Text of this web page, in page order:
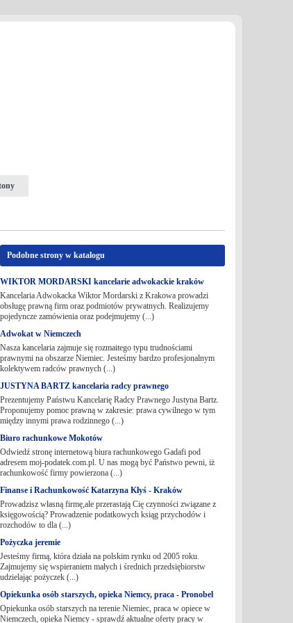
Podobne strony w katalogu
WIKTOR MORDARSKI kancelarie adwokackie kraków
Kancelaria Adwokacka Wiktor Mordarski z Krakowa prowadzi
obsługę prawną firm oraz podmiotów prywatnych. Realizujemy
pojedyncze zamówienia oraz podejmujemy (...)
Adwokat w Niemczech
Nasza kancelaria zajmuje się rozmaitego typu trudnościami
prawnymi na obszarze Niemiec. Jesteśmy bardzo profesjonalnym
kolektywem radców prawnych (...)
JUSTYNA BARTZ kancelaria radcy prawnego
Prezentujemy Państwu Kancelarię Radcy Prawnego Justyna Bartz.
Proponujemy pomoc prawną w zakresie: prawa cywilnego w tym
między innymi prawa rodzinnego (...)
Biuro rachunkowe Mokotów
Odwiedź stronę internetową biura rachunkowego Gadafi pod
adresem moj-podatek.com.pl. U nas mogą być Państwo pewni, iż
rachunkowość firmy powierzona (...)
Finanse i Rachunkowość Katarzyna Kłyś - Kraków
Prowadzisz własną firmę,ale przerastają Cię czynności związane z
księgowością? Prowadzenie podatkowych ksiąg przychodów i
rozchodów to dla (...)
Pożyczka jeremie
Jesteśmy firmą, która działa na polskim rynku od 2005 roku.
Zajmujemy się wspieraniem małych i średnich przedsiębiorstw
udzielając pożyczek (...)
Opiekunka osób starszych, opieka Niemcy, praca - Pronobel
Opiekunka osób starszych na terenie Niemiec, praca w opiece w
Niemczech, opieka Niemcy - sprawdź aktualne oferty pracy w